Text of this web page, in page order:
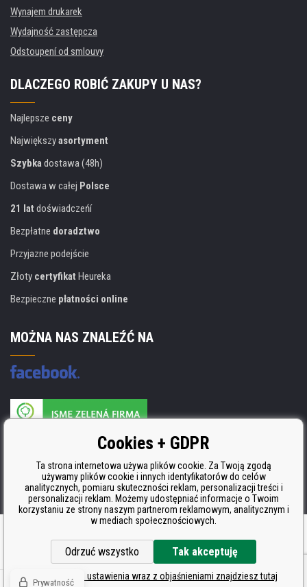
Wynajem drukarek
Wydajność zastępcza
Odstoupení od smlouvy
DLACZEGO ROBIĆ ZAKUPY U NAS?
Najlepsze ceny
Największyasortyment
Szybka dostawa (48h)
Dostawa w całej Polsce
21 lat doświadczeńí
Bezpłatne doradztwo
Przyjazne podejście
Złoty certyfikat Heureka
Bezpieczne płatności online
MOŻNA NAS ZNALEŹĆ NA
Producent wkładów posiada certyfikat
ISO 9001, ISO 14001 i STMC.
Oprogramowanie e-commerceBINARGON.cz
Cookies + GDPR
Ta strona internetowa używa plików cookie. Za Twoją zgodą
używamy plików cookie i innych identyfikatorów do celów
analitycznych, pomiaru skuteczności reklam, personalizacji treści i
personalizacji reklam. Możemy udostępniać informacje o Twoim
korzystaniu ze strony naszym partnerom reklamowym, analitycznym i
w mediach społecznościowych.
Odrzuć wszystko Tak akceptuję
Szczegółowe ustawienia wraz z objaśnieniami znajdziesz tutaj
Prywatność